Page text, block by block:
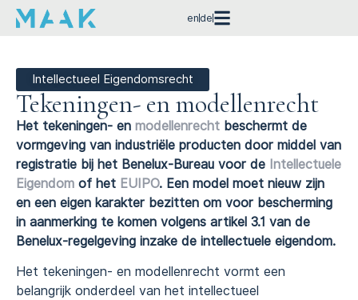
en de
Intellectueel Eigendomsrecht
Tekeningen- en modellenrecht
Het tekeningen- en modellenrecht beschermt de
vormgeving van industriële producten door middel van
registratie bij het Benelux-Bureau voor de Intellectuele
Eigendom of het EUIPO. Een model moet nieuw zijn
en een eigen karakter bezitten om voor bescherming
in aanmerking te komen volgens artikel 3.1 van de
Benelux-regelgeving inzake de intellectuele eigendom.
Het tekeningen- en modellenrecht vormt een
belangrijk onderdeel van het intellectueel